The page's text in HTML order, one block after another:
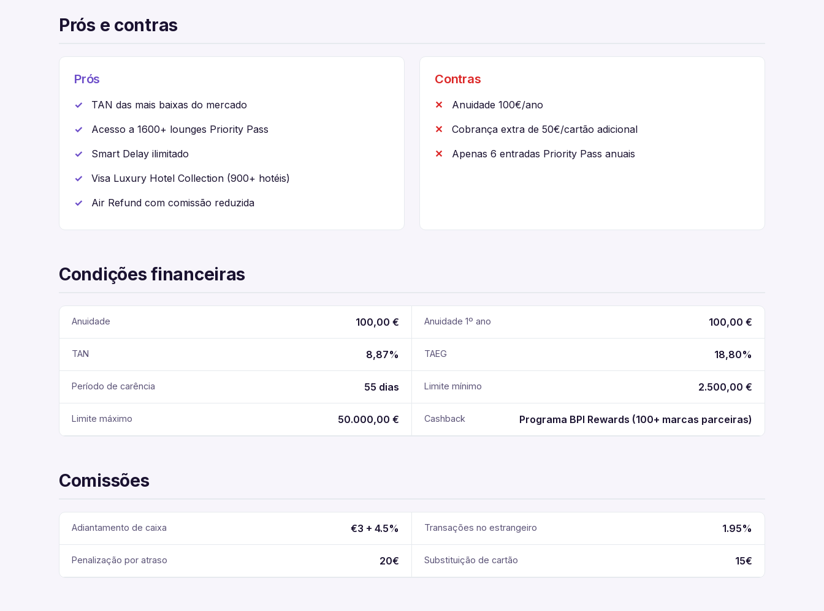
Prós e contras
Prós
TAN das mais baixas do mercado
Acesso a 1600+ lounges Priority Pass
Smart Delay ilimitado
Visa Luxury Hotel Collection (900+ hotéis)
Air Refund com comissão reduzida
Contras
Anuidade 100€/ano
Cobrança extra de 50€/cartão adicional
Apenas 6 entradas Priority Pass anuais
Condições financeiras
Anuidade 100,00 € Anuidade 1º ano 100,00 €
TAN 8,87% TAEG 18,80%
Período de carência 55 dias Limite mínimo 2.500,00 €
Limite máximo 50.000,00 € Cashback Programa BPI Rewards (100+ marcas parceiras)
Comissões
Adiantamento de caixa €3 + 4.5% Transações no estrangeiro 1.95%
Penalização por atraso 20€ Substituição de cartão 15€